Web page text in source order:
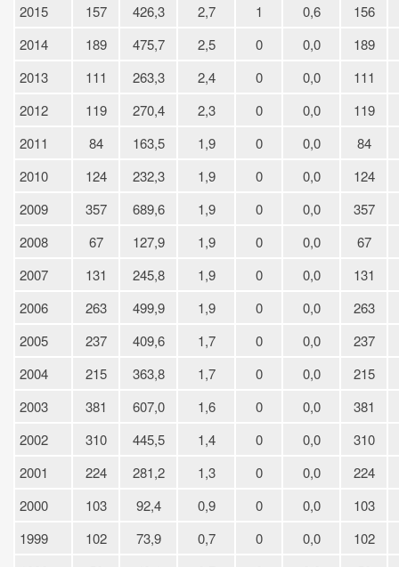
2015
157 426,3 2,7 1 0,6
156
2014
189 475,7 2,5 0 0,0
189
2013
111 263,3 2,4 0 0,0
111
2012
119 270,4 2,3 0 0,0
119
2011
84 163,5 1,9 0 0,0
84
2010
124 232,3 1,9 0 0,0
124
2009
357 689,6 1,9 0 0,0
357
2008
67 127,9 1,9 0 0,0
67
2007
131 245,8 1,9 0 0,0
131
2006
263 499,9 1,9 0 0,0
263
2005
237 409,6 1,7 0 0,0
237
2004
215 363,8 1,7 0 0,0
215
2003
381 607,0 1,6 0 0,0
381
2002
310 445,5 1,4 0 0,0
310
2001
224 281,2 1,3 0 0,0
224
2000
103 92,4 0,9 0 0,0
103
1999
102 73,9 0,7 0 0,0
102